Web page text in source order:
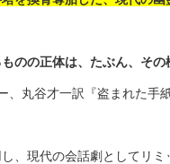
のの正体は、たぶん、その
、丸谷才一訳『盗まれた手
、現代の会話劇としてリ